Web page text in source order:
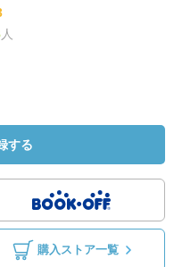
人
する
購入ストア一覧